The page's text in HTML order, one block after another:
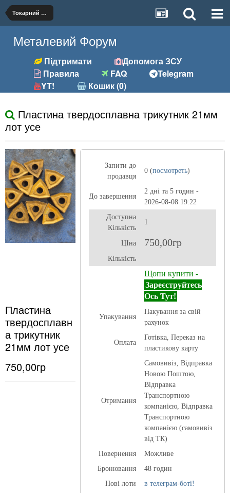
Токарний (різці, вставки)
Металевий Форум
Підтримати
Допомога ЗСУ
Правила
FAQ
Telegram
YT!
Кошик (0)
Пластина твердосплавна трикутник 21мм
лот усе
Пластина
твердосплавн
а трикутник
21мм лот усе
750,00гр
Запити до
продавця
0 (посмотреть)
До завершення
2 дні та 5 годин -
2026-08-08 19:22
Доступна
Кількість
1
ЦІна 750,00гр
Кількість
Щопи купити -
Зареєструйтесь
Ось Тут!
Упакування
Пакування за свій
рахунок
Оплата
Готівка, Переказ на
пластикову карту
Отримання
Самовивіз, Відправка
Новою Поштою,
Відправка
Транспортною
компанією, Відправка
Транспортною
компанією (самовивіз
від ТК)
Повернення
Можливе
Бронювання
48 годин
Нові лоти
в телеграм-боті!